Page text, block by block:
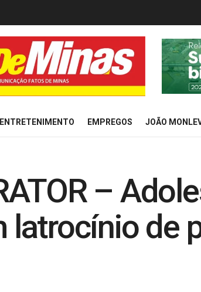
ENTRETENIMENTO EMPREGOS JOÃO
–
latrocínio de